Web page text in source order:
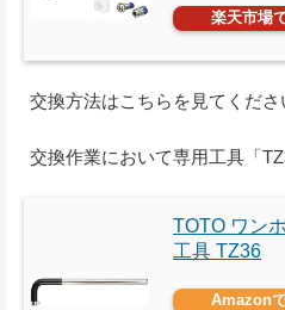
楽天市場
交換方法はこちらを見てくださ
交換作業において専用工具「
TOTO ワン
工具 TZ36
Amazon